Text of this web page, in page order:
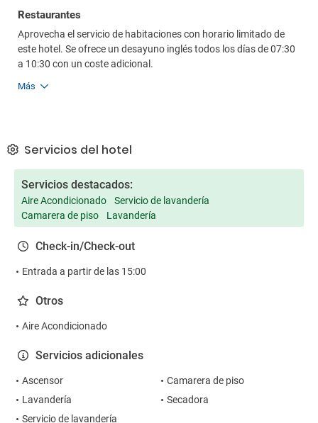
Restaurantes
Aprovecha el servicio de habitaciones con horario limitado de
este hotel. Se ofrece un desayuno inglés todos los días de 07:30
a 10:30 con un coste adicional.
Más
Servicios del hotel
Servicios destacados:
Aire Acondicionado
Servicio de lavandería
Camarera de piso
Lavandería
Check-in/Check-out
Entrada a partir de las 15:00
Otros
Aire Acondicionado
Servicios adicionales
Ascensor
Camarera de piso
Lavandería
Secadora
Servicio de lavandería